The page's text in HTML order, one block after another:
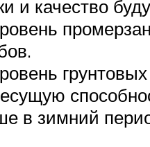
и качество
в зимний